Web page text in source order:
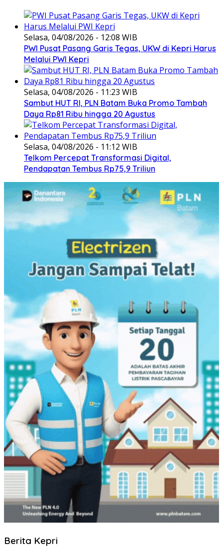
Selasa, 04/08/2026 - 12:08 WIB
PWI Pusat Pasang Garis Tegas, UKW di Kepri Harus
Melalui PWI Kepri
Selasa, 04/08/2026 - 11:23 WIB
Sambut HUT RI, PLN Batam Buka Promo Tambah
Daya Rp81 Ribu hingga 20 Agustus
Selasa, 04/08/2026 - 11:12 WIB
Telkom Percepat Transformasi Digital,
Pendapatan Tembus Rp75,9 Triliun
Berita Kepri